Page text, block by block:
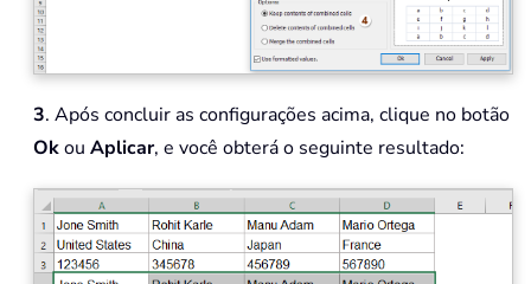
3. Após concluir as configurações acima, clique no botão
Okou Aplicar, e você obterá o seguinte resultado: